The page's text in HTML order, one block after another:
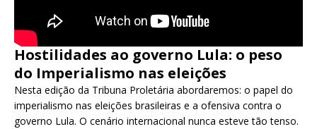
Hostilidades ao governo Lula: o peso
do Imperialismo nas eleições
Nesta edição da Tribuna Proletária abordaremos: o papel do
imperialismo nas eleições brasileiras e a ofensiva contra o
governo Lula. O cenário internacional nunca esteve tão tenso.